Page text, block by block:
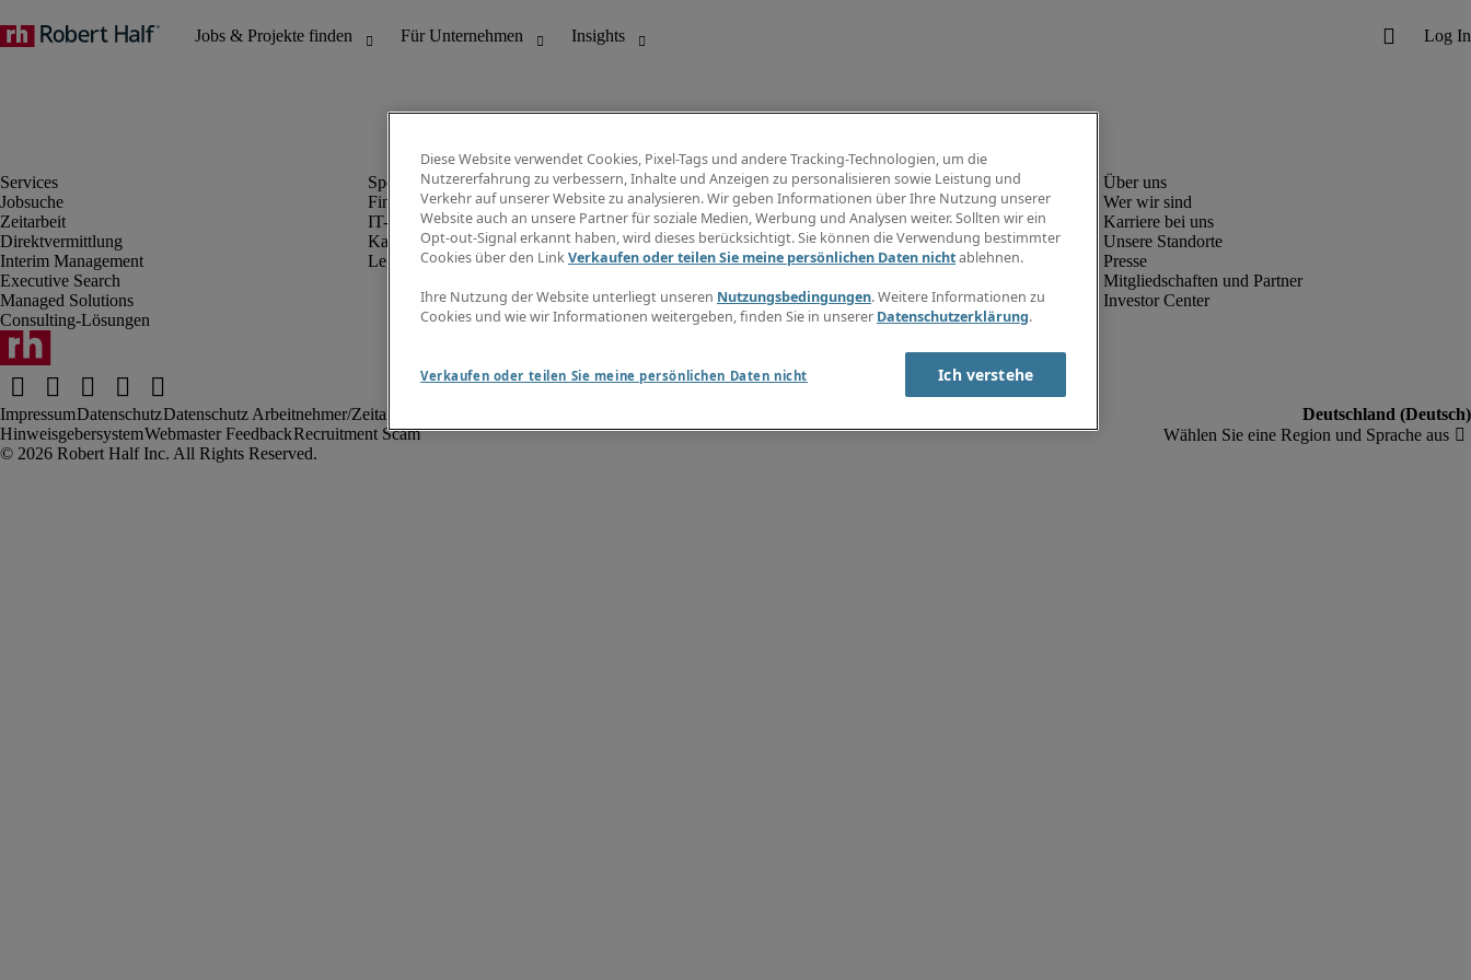
Jobsuche
Zeitarbeit
Direktvermittlung
Interim Management
Executive Search
Managed Solutions
Consulting-Lösungen
Finanz- & Rechnungswesen
IT-Bereich
Kaufmännischer Bereich
Legal
Info Center
Jobübersicht
Gehaltsübersicht
E-Learning
Wer wir sind
Karriere bei uns
Unsere Standorte
Presse
Mitgliedschaften und Partner
Investor Center
ImpressumDatenschutzDatenschutz Arbeitnehmer/Zeitarbeitskräfte
HinweisgebersystemWebmaster FeedbackRecruitment Scam
Diese Website verwendet Cookies, Pixel-Tags und andere Tracking-Technologien, um die
Nutzererfahrung zu verbessern, Inhalte und Anzeigen zu personalisieren sowie Leistung und
Verkehr auf unserer Website zu analysieren. Wir geben Informationen über Ihre Nutzung unserer
Website auch an unsere Partner für soziale Medien, Werbung und Analysen weiter. Sollten wir ein
Opt-out-Signal erkannt haben, wird dieses berücksichtigt. Sie können die Verwendung bestimmter
Cookies über den LinkVerkaufen oder teilen Sie meine persönlichen Daten nichtablehnen.
Ihre Nutzung der Website unterliegt unseren Nutzungsbedingungen. Weitere Informationen zu
Cookies und wie wir Informationen weitergeben, finden Sie in unserer Datenschutzerklärung.
Verkaufen oder teilen Sie meine persönlichen Daten nicht Ich verstehe